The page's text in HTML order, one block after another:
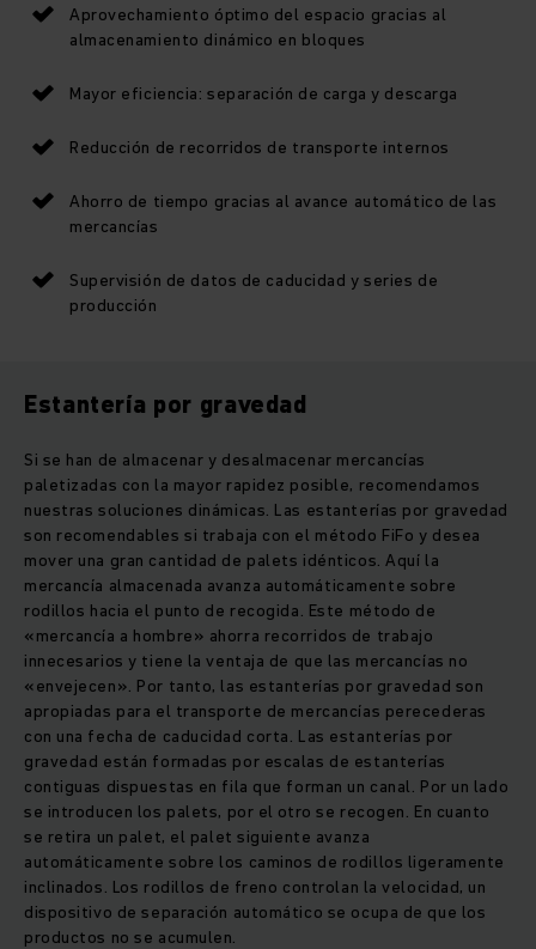
Aprovechamiento óptimo del espacio gracias al
almacenamiento dinámico en bloques
Mayor eficiencia: separación de carga y descarga
Reducción de recorridos de transporte internos
Ahorro de tiempo gracias al avance automático de las
mercancías
Supervisión de datos de caducidad y series de
producción
Estantería por gravedad
Si se han de almacenar y desalmacenar mercancías
paletizadas con la mayor rapidez posible, recomendamos
nuestras soluciones dinámicas. Las estanterías por gravedad
son recomendables si trabaja con el método FiFo y desea
mover una gran cantidad de palets idénticos. Aquí la
mercancía almacenada avanza automáticamente sobre
rodillos hacia el punto de recogida. Este método de
«mercancía a hombre» ahorra recorridos de trabajo
innecesarios y tiene la ventaja de que las mercancías no
«envejecen». Por tanto, las estanterías por gravedad son
apropiadas para el transporte de mercancías perecederas
con una fecha de caducidad corta. Las estanterías por
gravedad están formadas por escalas de estanterías
contiguas dispuestas en fila que forman un canal. Por un lado
se introducen los palets, por el otro se recogen. En cuanto
se retira un palet, el palet siguiente avanza
automáticamente sobre los caminos de rodillos ligeramente
inclinados. Los rodillos de freno controlan la velocidad, un
dispositivo de separación automático se ocupa de que los
productos no se acumulen.